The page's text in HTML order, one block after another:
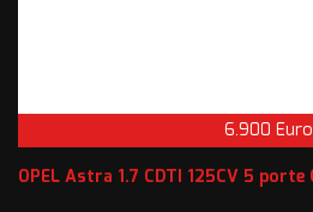
6.900 Euro
OPEL Astra 1.7 CDTI 125CV 5 porte